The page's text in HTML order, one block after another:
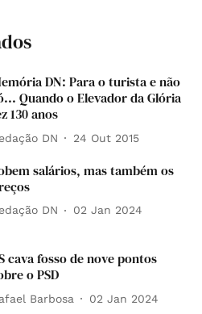
DN: Para o turista e não
Quando o Elevador da Glória
130 anos
DN 24 Out 2015
salários, mas também os
DN 02 Jan 2024
cava fosso de nove pontos
o PSD
Barbosa 02 Jan 2024